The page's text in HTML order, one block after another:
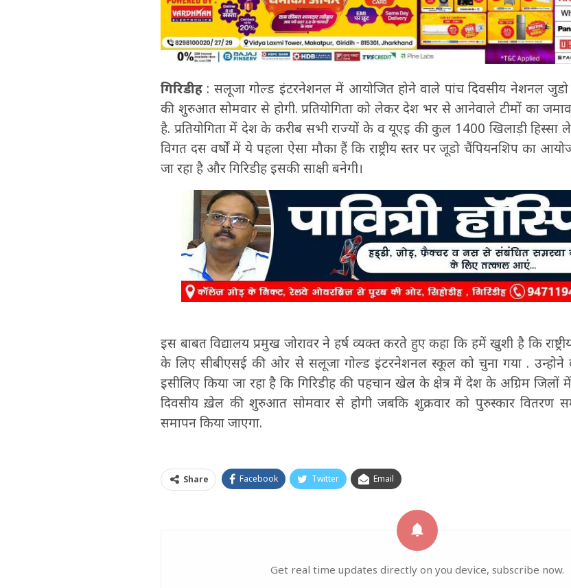
गिरिडीह : सलूजा गोल्ड इंटरनेशनल में आयोजित होने वाले पांच दिवसीय नेशनल
की शुरुआत सोमवार से होगी. प्रतियोगिता को लेकर देश भर से आनेवाले टीमों का
है. प्रतियोगिता में देश के करीब सभी राज्यों के व यूएइ की कुल 1400 खिलाड़ी हिस्सा
विगत दस वर्षों में ये पहला ऐसा मौका हैं कि राष्ट्रीय स्तर पर जूडो चैंपियनशिप का
जा रहा है और गिरिडीह इसकी साक्षी बनेगी।
इस बाबत विद्यालय प्रमुख जोरावर ने हर्ष व्यक्त करते हुए कहा कि हमें खुशी है कि
के लिए सीबीएसई की ओर से सलूजा गोल्ड इंटरनेशनल स्कूल को चुना गया .
इसीलिए किया जा रहा है कि गिरिडीह की पहचान खेल के क्षेत्र में देश के अग्रिम
दिवसीय ख़ेल की शुरुआत सोमवार से होगी जबकि शुक्रवार को पुरुस्कार वितरण
समापन किया जाएगा.
Share Facebook Twitter Email
Get real time updates directly on you device, subscribe now.